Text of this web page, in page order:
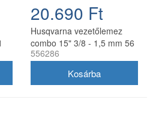
20.690 Ft
Husqvarna vezetőlemez
combo 15" 3/8 - 1,5 mm 56
szemes 2 db Oregon
556286